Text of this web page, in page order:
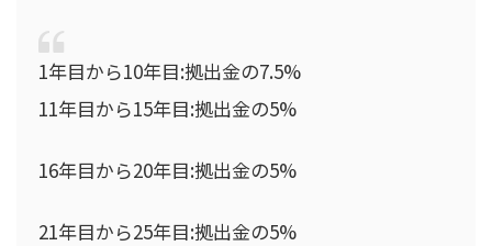
1年目から10年目:拠出金の7.5%
11年目から15年目:拠出金の5%
16年目から20年目:拠出金の5%
21年目から25年目:拠出金の5%